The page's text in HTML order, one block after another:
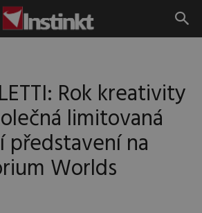
Rok kreativity
limitovaná
představení na
Worlds